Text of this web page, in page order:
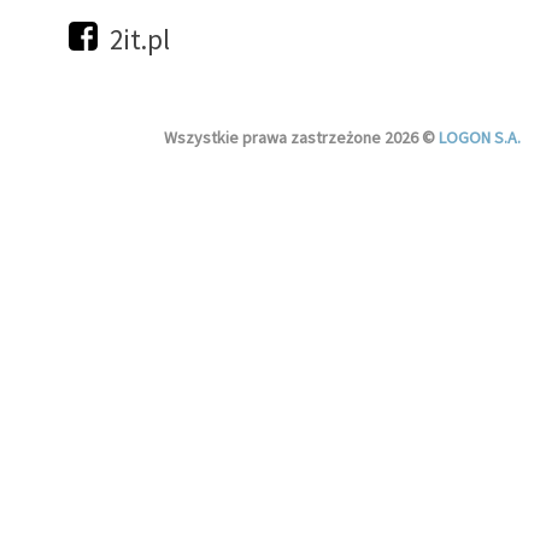
2it.pl
Wszystkie prawa zastrzeżone 2026 ©LOGON S.A.